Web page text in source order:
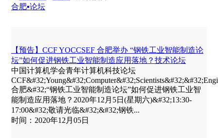
合肥▪论坛
【预告】CCF YOCCSEF 合肥举办 “钢铁工业智能制造论
坛”如何促进钢铁工业智能制造应用落地？技术论坛
中国计算机学会青年计算机科技论坛
合肥&#32;“钢铁工业智能制造论坛”如何促进钢铁工业智
能制造应用落地？2020年12月5日(星期六)&#32;13:30-
17:00&#32;敬请光临&#32;&#32;钢铁...
时间：2020年12月05日